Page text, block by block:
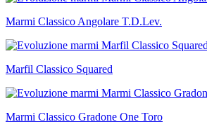
Marmi Classico Angolare T.D.Lev.
Marfil Classico Squared
Marmi Classico Gradone One Toro